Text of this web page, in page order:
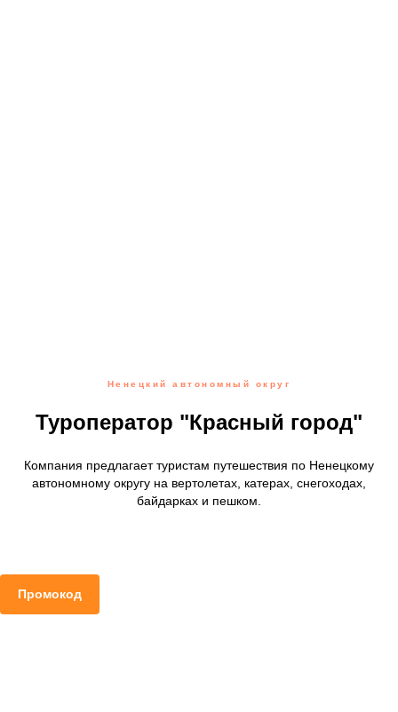
Ненецкий автономный округ
Туроператор "Красный город"
Компания предлагает туристам путешествия по Ненецкому
автономному округу на вертолетах, катерах, снегоходах,
байдарках и пешком.
Промокод